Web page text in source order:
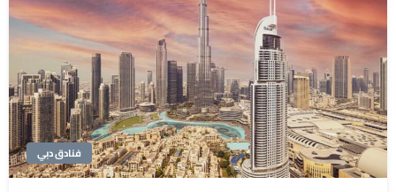
فنادق دبي